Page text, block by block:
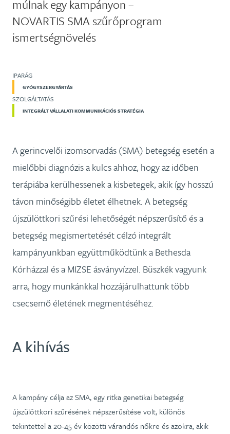
múlnak egy kampányon –
NOVARTIS SMA szűrőprogram
ismertségnövelés
IPARÁG
GYÓGYSZERGYÁRTÁS
SZOLGÁLTATÁS
INTEGRÁLT VÁLLALATI KOMMUNIKÁCIÓS STRATÉGIA
A gerincvelői izomsorvadás (SMA) betegség esetén a
mielőbbi diagnózis a kulcs ahhoz, hogy az időben
terápiába kerülhessenek a kisbetegek, akik így hosszú
távon minőségibb életet élhetnek. A betegség
újszülöttkori szűrési lehetőségét népszerűsítő és a
betegség megismertetését célzó integrált
kampányunkban együttműködtünk a Bethesda
Kórházzal és a MIZSE ásványvízzel. Büszkék vagyunk
arra, hogy munkánkkal hozzájárulhattunk több
csecsemő életének megmentéséhez.
A kihívás
A kampány célja az SMA, egy ritka genetikai betegség
újszülöttkori szűrésének népszerűsítése volt, különös
tekintettel a 20-45 év közötti várandós nőkre és azokra, akik